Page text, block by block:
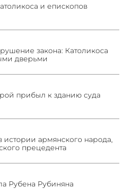
и епископов
закона: Католикоса
дверьми
прибыл к зданию суда
армянского народа,
прецедента
Рубена Рубиняна